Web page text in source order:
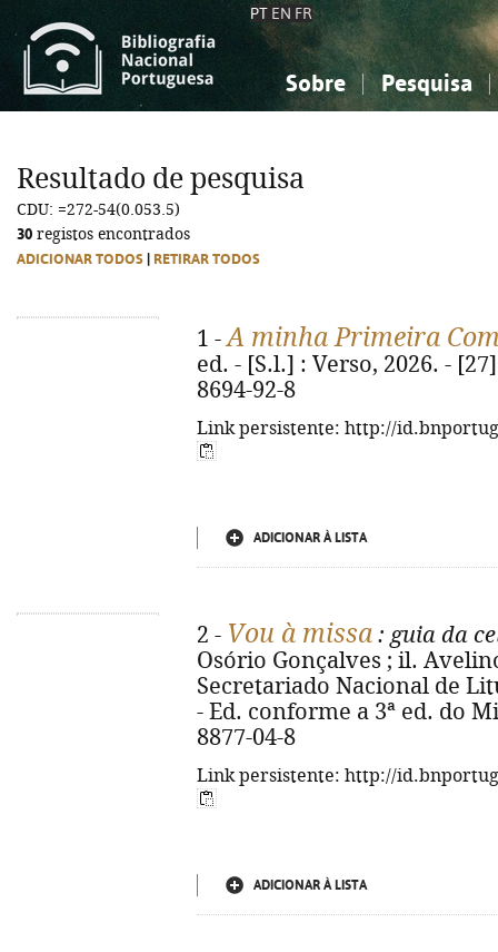
PT EN FR
Sobre Pesquisa
Ciências sociais...
Ciências sociais...
Resultado de pesquisa
CDU: =272-54(0.053.5)
30 registos encontrados
ADICIONAR TODOS RETIRAR TODOS
1 -A minha Primeira
ed. - [S.l.] : Verso, 2026. -
8694-92-8
Link persistente: http://
ADICIONAR À LISTA
2 - Vou à missa : guia da
Osório Gonçalves ; il.
Secretariado Nacional de
- Ed. conforme a 3ª ed. do
8877-04-8
Link persistente: http://
ADICIONAR À LISTA